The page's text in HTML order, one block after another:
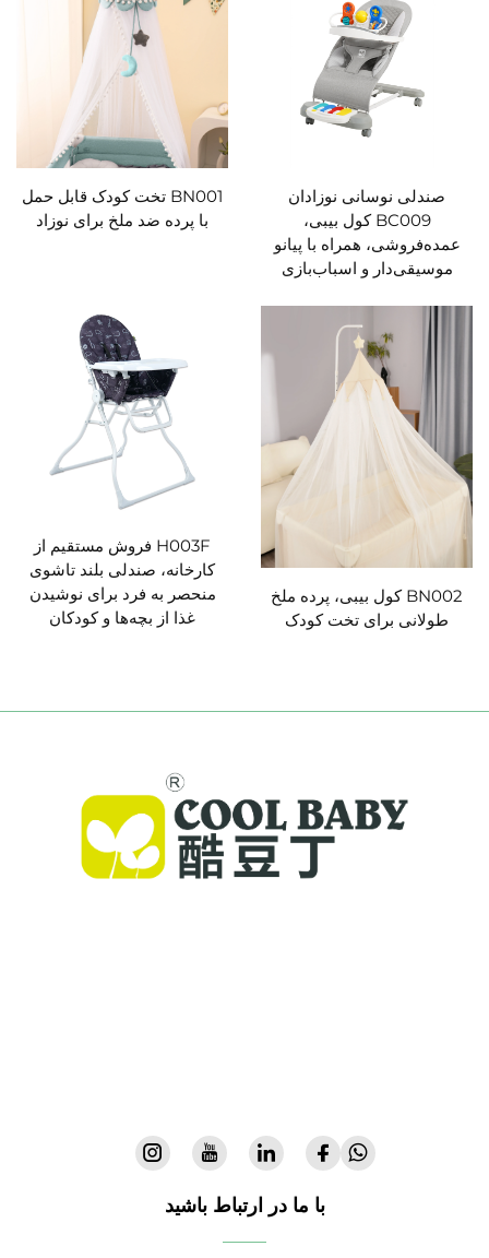
صندلی نوسانی نوزادان
BC009 کول بیبی،
عمده‌فروشی، همراه با پیانو
موسیقی‌دار و اسباب‌بازی
BN001 تخت کودک قابل حمل
با پرده ضد ملخ برای نوزاد
BN002 کول بیبی، پرده ملخ
طولانی برای تخت کودک
H003F فروش مستقیم از
کارخانه، صندلی بلند تاشوی
منحصر به فرد برای نوشیدن
غذا از بچه‌ها و کودکان
با ما در ارتباط باشید